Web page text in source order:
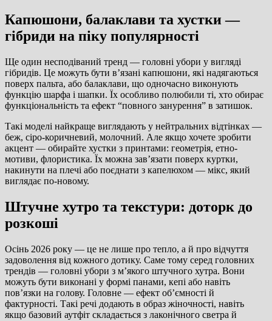
Капюшони, балаклави та хустки —
гібриди на піку популярності
Ще один несподіваний тренд — головні убори у вигляді
гібридів. Це можуть бути в’язані капюшони, які надягаються
поверх пальта, або балаклави, що одночасно виконують
функцію шарфа і шапки. Їх особливо полюбили ті, хто обирає
функціональність та ефект “повного занурення” в затишок.
Такі моделі найкраще виглядають у нейтральних відтінках —
беж, сіро-коричневий, молочний. Але якщо хочете зробити
акцент — обирайте хустки з принтами: геометрія, етно-
мотиви, флористика. Їх можна зав’язати поверх куртки,
накинути на плечі або поєднати з капелюхом — мікс, який
виглядає по-новому.
Штучне хутро та текстури: доторк до
розкоші
Осінь 2026 року — це не лише про тепло, а й про відчуття
задоволення від кожного дотику. Саме тому серед головних
трендів — головні убори з м’якого штучного хутра. Вони
можуть бути виконані у формі панами, кепі або навіть
пов’язки на голову. Головне — ефект об’ємності й
фактурності. Такі речі додають в образ жіночності, навіть
якщо базовий аутфіт складається з лаконічного светра й